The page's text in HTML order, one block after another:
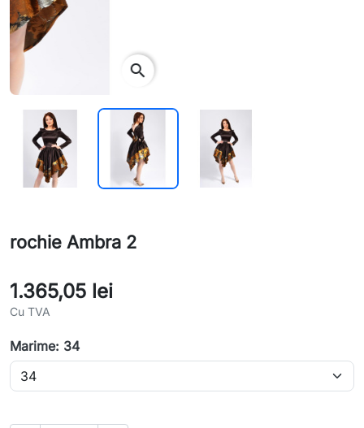
rochie Ambra 2
1.365,05 lei
Cu TVA
Marime: 34